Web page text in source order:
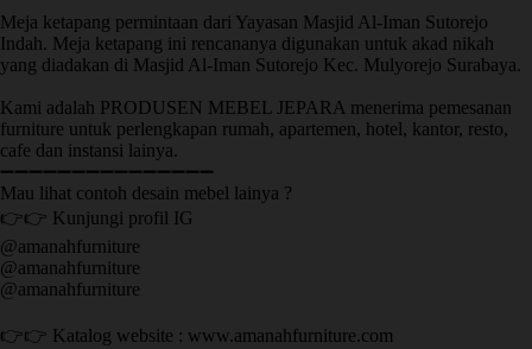
Meja ketapang permintaan dari Yayasan Masjid Al-Iman Sutorejo
Indah. Meja ketapang ini rencananya digunakan untuk akad nikah
yang diadakan di Masjid Al-Iman Sutorejo Kec. Mulyorejo Surabaya.
Kami adalah PRODUSEN MEBEL JEPARA menerima pemesanan
furniture untuk perlengkapan rumah, apartemen, hotel, kantor, resto,
cafe dan instansi lainya.
➖➖➖➖➖➖➖➖➖➖➖➖➖➖➖
Mau lihat contoh desain mebel lainya ?
👉👉 Kunjungi profil IG
@amanahfurniture
@amanahfurniture
@amanahfurniture
👉👉 Katalog website : www.amanahfurniture.com